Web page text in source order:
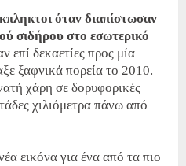
όταν διαπίστωσαν
σιδήρου στο εσωτερικό
επί δεκαετίες προς μία
ξαφνικά πορεία το 2010.
χάρη σε δορυφορικές
χιλιόμετρα πάνω από
εικόνα για ένα από τα πιο